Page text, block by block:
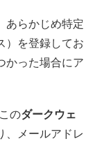
あらかじめ特定
）を登録してお
かった場合にア
のダークウェ
、メールアドレ